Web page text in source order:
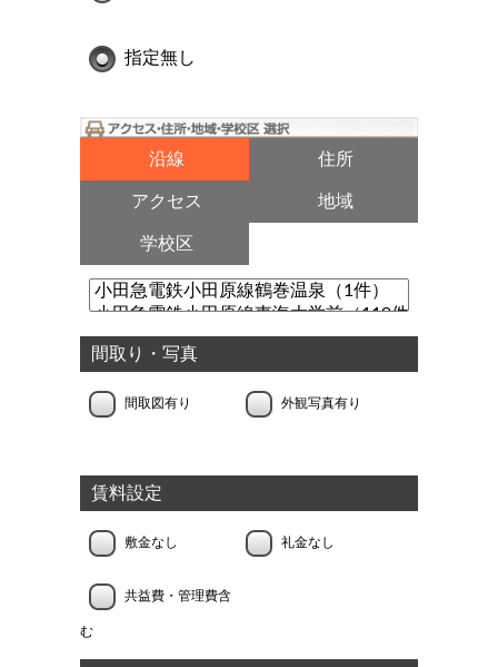
指定無し
沿線 住所
アクセス 地域
学校区
間取り・写真
間取図有り 外観写真有り
賃料設定
敷金なし 礼金なし
共益費・管理費含
む